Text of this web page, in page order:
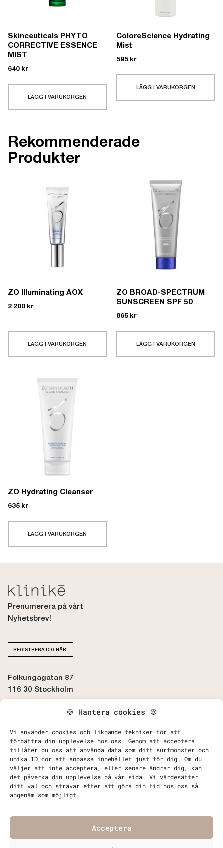
🍪 Hantera cookies 🍪
Vi använder cookies och liknande tekniker för att
förbättra din upplevelse hos oss. Genom att acceptera
tillåter du oss att använda data som ditt surfmönster och
unika ID för att anpassa innehållet just för dig. Om du
väljer att inte acceptera, eller senare ändrar dig, kan
det påverka din upplevelse på vår sida. Vi värdesätter
ditt val och strävar efter att göra din tid hos oss så
angenäm som möjligt.
Acceptera
Skinceuticals PHYTO
CORRECTIVE ESSENCE
MIST
640 kr
LÄGG I VARUKORGEN
ColoreScience Hydrating
Mist
595 kr
LÄGG I VARUKORGEN
Rekommenderade
Produkter
ZO Illuminating AOX
2 200 kr
LÄGG I VARUKORGEN
ZO BROAD-SPECTRUM
SUNSCREEN SPF 50
865 kr
LÄGG I VARUKORGEN
ZO Hydrating Cleanser
635 kr
LÄGG I VARUKORGEN
Prenumerera på vårt
Nyhetsbrev!
REGISTRERA DIG HÄR!
Folkungagatan 87
116 30 Stockholm
Kontakta Oss
Behandlingar
FAQ - Vanliga frågor & svar
Köpvillkor, Betalning och Leverans